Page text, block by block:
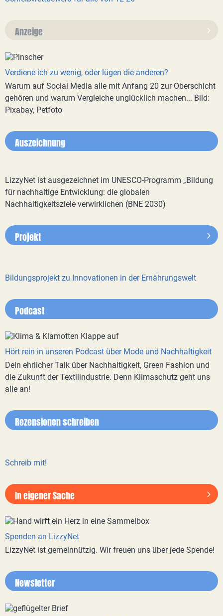
Anzeige
Verdiene ich zu wenig, oder lügen die anderen?
Warum auf Social Media alle mit Anfang 20 zur Oberschicht
gehören und warum Vergleiche unglücklich machen... Bild:
Pixabay, Petfoto
Auszeichnung
LizzyNet ist ausgezeichnet im UNESCO-Programm „Bildung
für nachhaltige Entwicklung: die globalen
Nachhaltigkeitsziele verwirklichen (BNE 2030)
Projekt
Bildungsprojekt zu Innovationen in der Ernährungswelt
Podcast
Hört rein in unseren Podcast über Mode und Nachhaltigkeit
Dein ehrlicher Talk über Nachhaltigkeit, Green Fashion und
die Zukunft der Textilindustrie. Denn Klimaschutz geht uns
alle an!
Rezensionen schreiben
Schreib mit!
In eigener Sache
Spenden an LizzyNet
LizzyNet ist gemeinnützig. Wir freuen uns über jede Spende!
Newsletter